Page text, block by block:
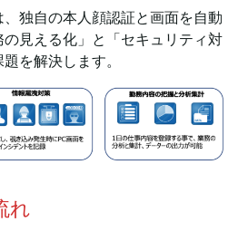
独自の本人顔認証と画面を自動
見える化」と「セキュリティ対
を解決します。
れ